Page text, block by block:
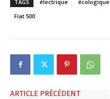
TAGS électrique écologique
Fiat 500
ARTICLE PRÉCÉDENT